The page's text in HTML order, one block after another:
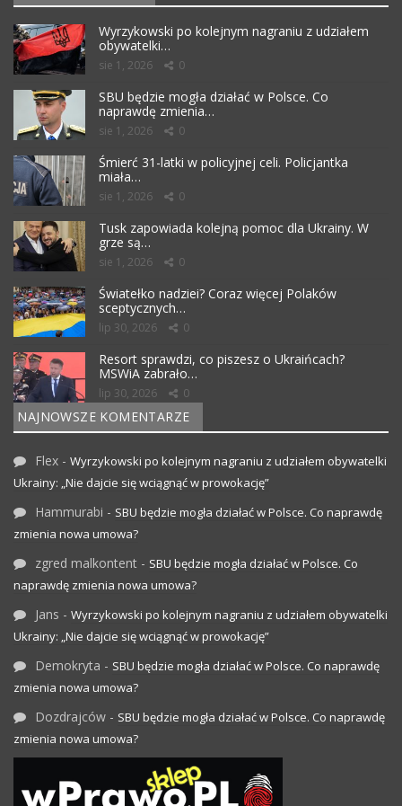
Wyrzykowski po kolejnym nagraniu z udziałem
obywatelki…
sie 1, 2026 0
SBU będzie mogła działać w Polsce. Co
naprawdę zmienia…
sie 1, 2026 0
Śmierć 31-latki w policyjnej celi. Policjantka
miała…
sie 1, 2026 0
Tusk zapowiada kolejną pomoc dla Ukrainy. W
grze są…
sie 1, 2026 0
Światełko nadziei? Coraz więcej Polaków
sceptycznych…
lip 30, 2026 0
Resort sprawdzi, co piszesz o Ukraińcach?
MSWiA zabrało…
lip 30, 2026 0
NAJNOWSZE KOMENTARZE
Flex - Wyrzykowski po kolejnym nagraniu z udziałem obywatelki
Ukrainy: „Nie dajcie się wciągnąć w prowokację”
Hammurabi - SBU będzie mogła działać w Polsce. Co naprawdę
zmienia nowa umowa?
zgred malkontent - SBU będzie mogła działać w Polsce. Co
naprawdę zmienia nowa umowa?
Jans - Wyrzykowski po kolejnym nagraniu z udziałem obywatelki
Ukrainy: „Nie dajcie się wciągnąć w prowokację”
Demokryta - SBU będzie mogła działać w Polsce. Co naprawdę
zmienia nowa umowa?
Dozdrajców - SBU będzie mogła działać w Polsce. Co naprawdę
zmienia nowa umowa?